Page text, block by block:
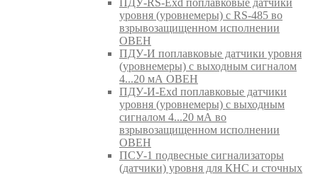
ПДУ-RS-Exd поплавковые датчики
уровня (уровнемеры) с RS-485 во
взрывозащищенном исполнении
ОВЕН
ПДУ-И поплавковые датчики уровня
(уровнемеры) с выходным сигналом
4...20 мА ОВЕН
ПДУ-И-Exd поплавковые датчики
уровня (уровнемеры) с выходным
сигналом 4...20 мА во
взрывозащищенном исполнении
ОВЕН
ПСУ-1 подвесные сигнализаторы
(датчики) уровня для КНС и сточных